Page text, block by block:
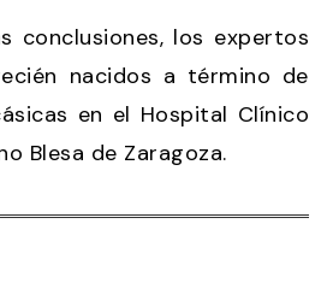
conclusiones, los expertos
nacidos a término de
en el Hospital Clínico
Blesa de Zaragoza.